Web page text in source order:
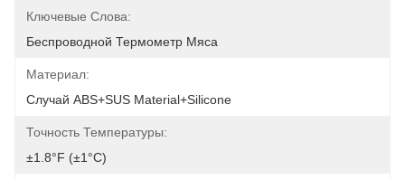
Ключевые Слова:
Беспроводной Термометр Мяса
Материал:
Случай ABS+SUS Material+Silicone
Точность Температуры:
±1.8°F (±1°C)